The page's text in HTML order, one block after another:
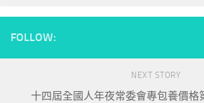
FOLLOW:
NEXT STORY
十四屆全國人年夜常委會專包養價格